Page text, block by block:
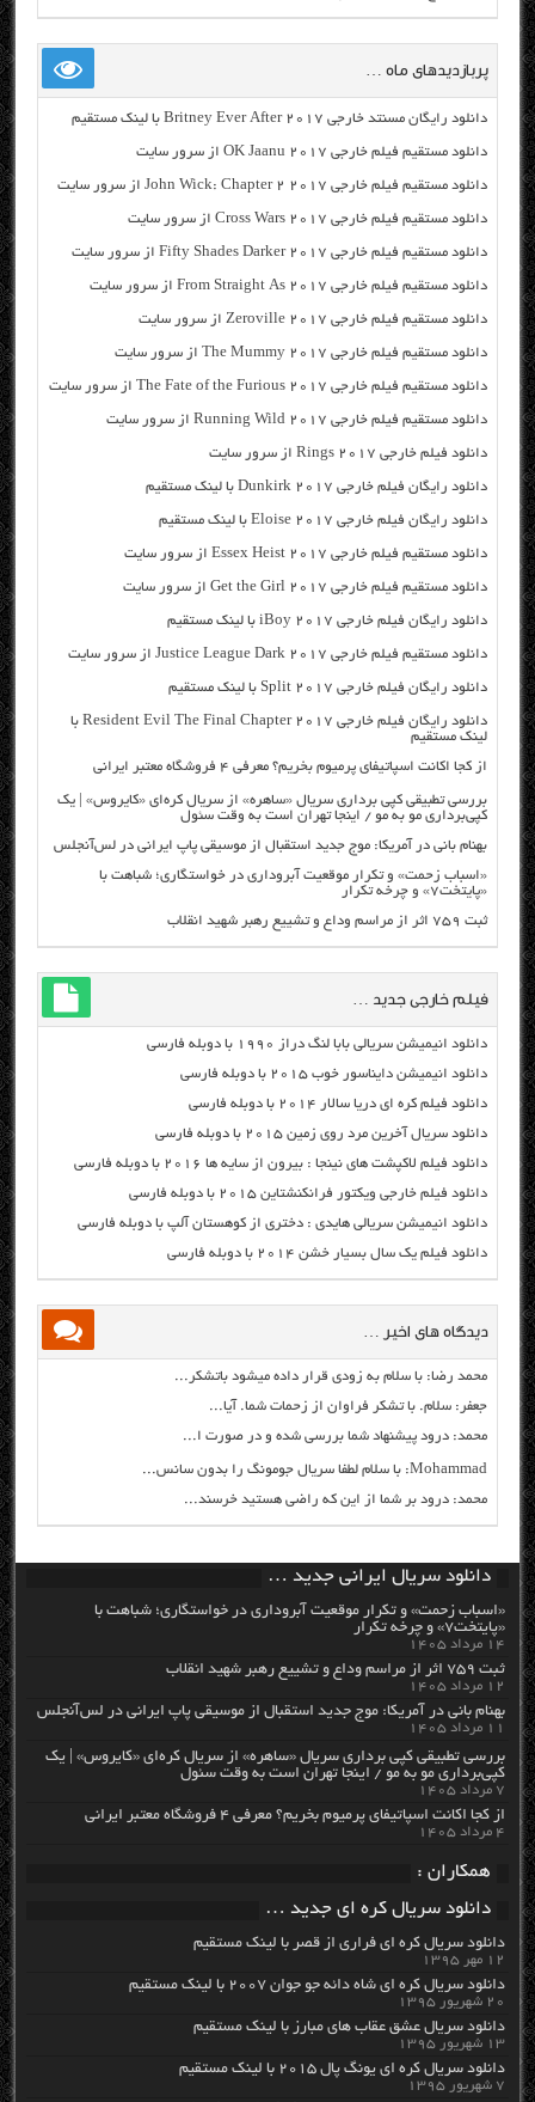
پربازدیدهای ماه …
دانلود رایگان مسنتد خارجی Britney Ever After 2017 با لینک مستقیم
دانلود مستقیم فیلم خارجی OK Jaanu 2017 از سرور سایت
دانلود مستقیم فیلم خارجی John Wick: Chapter 2 2017 از سرور سایت
دانلود مستقیم فیلم خارجی Cross Wars 2017 از سرور سایت
دانلود مستقیم فیلم خارجی Fifty Shades Darker 2017 از سرور سایت
دانلود مستقیم فیلم خارجی From Straight As 2017 از سرور سایت
دانلود مستقیم فیلم خارجی Zeroville 2017 از سرور سایت
دانلود مستقیم فیلم خارجی The Mummy 2017 از سرور سایت
دانلود مستقیم فیلم خارجی The Fate of the Furious 2017 از سرور سایت
دانلود مستقیم فیلم خارجی Running Wild 2017 از سرور سایت
دانلود فیلم خارجی Rings 2017 از سرور سایت
دانلود رایگان فیلم خارجی Dunkirk 2017 با لینک مستقیم
دانلود رایگان فیلم خارجی Eloise 2017 با لینک مستقیم
دانلود مستقیم فیلم خارجی Essex Heist 2017 از سرور سایت
دانلود مستقیم فیلم خارجی Get the Girl 2017 از سرور سایت
دانلود رایگان فیلم خارجی iBoy 2017 با لینک مستقیم
دانلود مستقیم فیلم خارجی Justice League Dark 2017 از سرور سایت
دانلود رایگان فیلم خارجی Split 2017 با لینک مستقیم
دانلود رایگان فیلم خارجی Resident Evil The Final Chapter 2017 با
لینک مستقیم
از کجا اکانت اسپاتیفای پرمیوم بخریم؟ معرفی ۴ فروشگاه معتبر ایرانی
بررسی تطبیقی کپی برداری سریال «ساهره» از سریال کره‌ای «کایروس» | یک
کپی‌برداری مو به مو / اینجا تهران است به وقت سئول
بهنام بانی در آمریکا: موج جدید استقبال از موسیقی پاپ ایرانی در لس‌آنجلس
«اسباب زحمت» و تکرار موقعیت آبروداری در خواستگاری؛ شباهت با
«پایتخت۷» و چرخه تکرار
ثبت ۷۵۹ اثر از مراسم وداع و تشییع رهبر شهید انقلاب
فیلم خارجی جدید …
دانلود انیمیشن سریالی بابا لنگ دراز ۱۹۹۰ با دوبله فارسی
دانلود انیمیشن دایناسور خوب ۲۰۱۵ با دوبله فارسی
دانلود فیلم کره ای دریا سالار ۲۰۱۴ با دوبله فارسی
دانلود سریال آخرین مرد روی زمین ۲۰۱۵ با دوبله فارسی
دانلود فیلم لاکپشت های نینجا : بیرون از سایه ها ۲۰۱۶ با دوبله فارسی
دانلود فیلم خارجی ویکتور فرانکنشتاین ۲۰۱۵ با دوبله فارسی
دانلود انیمیشن سریالی هایدی : دختری از کوهستان آلپ با دوبله فارسی
دانلود فیلم یک سال بسیار خشن ۲۰۱۴ با دوبله فارسی
دیدگاه های اخیر …
محمد رضا: با سلام به زودی قرار داده میشود باتشکر...
جعفر: سلام. با تشکر فراوان از زحمات شما. آیا...
محمد: درود پیشنهاد شما بررسی شده و در صورت ا...
Mohammad: با سلام لطفا سریال جومونگ را بدون سانس...
محمد: درود بر شما از این که راضی هستید خرسند...
دانلود سریال ایرانی جدید …
«اسباب زحمت» و تکرار موقعیت آبروداری در خواستگاری؛ شباهت با
«پایتخت۷» و چرخه تکرار
۱۴ مرداد ۱۴۰۵
ثبت ۷۵۹ اثر از مراسم وداع و تشییع رهبر شهید انقلاب
۱۲ مرداد ۱۴۰۵
بهنام بانی در آمریکا: موج جدید استقبال از موسیقی پاپ ایرانی در لس‌آنجلس
۱۱ مرداد ۱۴۰۵
بررسی تطبیقی کپی برداری سریال «ساهره» از سریال کره‌ای «کایروس» | یک
کپی‌برداری مو به مو / اینجا تهران است به وقت سئول
۷ مرداد ۱۴۰۵
از کجا اکانت اسپاتیفای پرمیوم بخریم؟ معرفی ۴ فروشگاه معتبر ایرانی
۴ مرداد ۱۴۰۵
همکاران :
دانلود سریال کره ای جدید …
دانلود سریال کره ای فراری از قصر با لینک مستقیم
۱۲ مهر ۱۳۹۵
دانلود سریال کره ای شاه دائه جو جوان ۲۰۰۷ با لینک مستقیم
۲۰ شهریور ۱۳۹۵
دانلود سریال عشق عقاب های مبارز با لینک مستقیم
۱۳ شهریور ۱۳۹۵
دانلود سریال کره ای یونگ پال ۲۰۱۵ با لینک مستقیم
۷ شهریور ۱۳۹۵